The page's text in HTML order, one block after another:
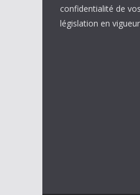
confidentialité de
législation en